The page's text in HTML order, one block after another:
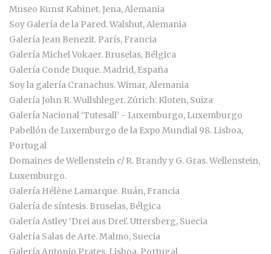
Museo Kunst Kabinet. Jena, Alemania
Soy Galería de la Pared. Walshut, Alemania
Galería Jean Benezit. París, Francia
Galería Michel Vokaer. Bruselas, Bélgica
Galería Conde Duque. Madrid, España
Soy la galería Cranachus. Wimar, Alemania
Galería John R. Wullshleger. Zúrich: Kloten, Suiza
Galería Nacional ‘Tutesall’ - Luxemburgo, Luxemburgo
Pabellón de Luxemburgo de la Expo Mundial 98. Lisboa,
Portugal
Domaines de Wellenstein c/ R. Brandy y G. Gras. Wellenstein,
Luxemburgo.
Galería Hélène Lamarque. Ruán, Francia
Galería de síntesis. Bruselas, Bélgica
Galería Astley 'Drei aus Drei'. Uttersberg, Suecia
Galería Salas de Arte. Malmo, Suecia
Galería Antonio Prates. Lisboa, Portugal.